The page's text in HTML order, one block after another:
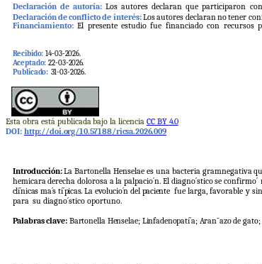
Declaración de autoría: Los autores declaran que participaron
Declaracióndeconflictode interés:Losautores declaran notener
Financiamiento: El presente estudio fue financiado con recursos
Recibido: 14-03-2026.
Aceptado: 22-03-2026.
Publicado: 31-03-2026.
Esta obra está publicada bajo la licencia CC BY 4.0
DOI: http://doi.org/10.57188/ricsa.2026.009
Introducción: La Bartonella Henselae es una bacteria gramnegativa
hemicaraderecha dolorosa a la palpacio´n. El diagno´sticose confirmo´
clí´nicas ma´s tí´picas. La evolucio´n del paciente fue larga, favorable y
para su diagno´stico oportuno.
Palabras clave: Bartonella Henselae; Linfadenopatí´a; Aran˜azo de gato;